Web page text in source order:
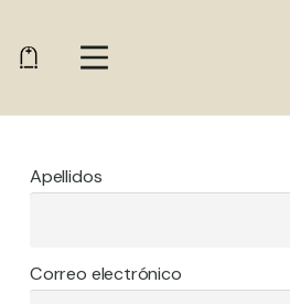
Apellidos
Correo electrónico